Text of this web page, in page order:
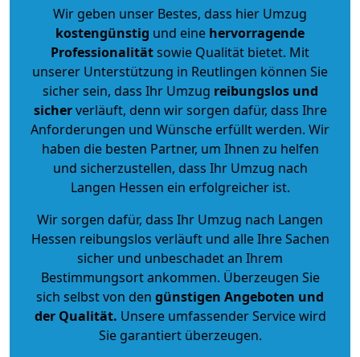
Wir geben unser Bestes, dass hier Umzug
kostengünstig und eine hervorragende
Professionalitätsowie Qualität bietet. Mit
unserer Unterstützung in Reutlingen können Sie
sicher sein, dass Ihr Umzug reibungslos und
sicherverläuft, denn wir sorgen dafür, dass Ihre
Anforderungen und Wünsche erfüllt werden. Wir
haben die besten Partner, um Ihnen zu helfen
und sicherzustellen, dass Ihr Umzug nach
Langen Hessen ein erfolgreicher ist.
Wir sorgen dafür, dass Ihr Umzug nach Langen
Hessen reibungslos verläuft und alle Ihre Sachen
sicher und unbeschadet an Ihrem
Bestimmungsort ankommen. Überzeugen Sie
sich selbst von den günstigen Angeboten und
der Qualität. Unsere umfassender Service wird
Sie garantiert überzeugen.